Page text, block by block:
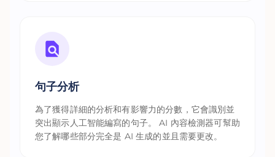
句子分析
為了獲得詳細的分析和有影響力的分數，它會識別並
突出顯示人工智能編寫的句子。 AI 內容檢測器可幫助
您了解哪些部分完全是 AI 生成的並且需要更改。